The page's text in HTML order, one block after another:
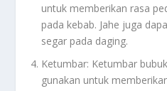
untuk memberikan rasa
pada kebab. Jahe juga
segar pada daging.
Ketumbar: Ketumbar
gunakan untuk